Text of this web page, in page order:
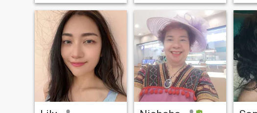
spiller også. Jeg er ikke en
spiller. Jeg drikker ikke,
røyker ikke og spiller ikke
gambling. Jeg er bare lett
person liker å hjelpe alle
mennesker, humane, leniency,
barmhjertighet med
mennesker og dyr.
døde i 6 seks år, så jeg
ønsker ikke å bli alene det
også. Jeg vil leve med
kjærlighetslivet mitt igjen.
Livet vil være perfekt hvis vi
avviser og tar beslutninger.
Jeg er tiden for
familiekvinner til å ta vare på
og nyte med kjæresten min
igjen. Min jobb er å ta vare
på gamle mennesker i det
private huset.
not
about